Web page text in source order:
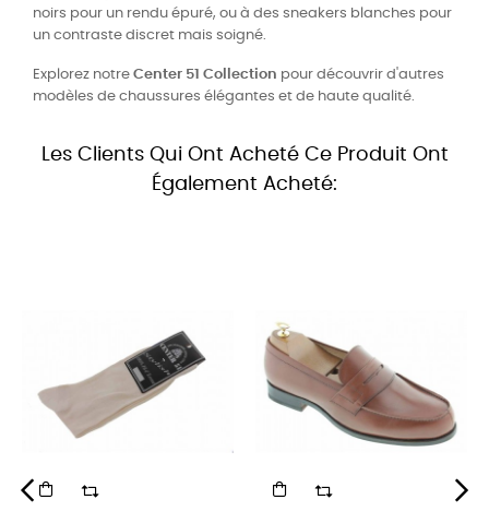
noirs pour un rendu épuré, ou à des sneakers blanches pour
un contraste discret mais soigné.
Explorez notre Center 51 Collection pour découvrir d'autres
modèles de chaussures élégantes et de haute qualité.
Les Clients Qui Ont Acheté Ce Produit Ont
Également Acheté: